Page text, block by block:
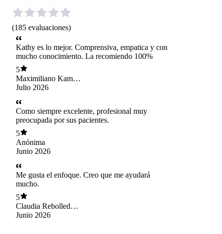
(185 evaluaciones)
Kathy es lo mejor. Comprensiva, empatica y con
mucho conocimiento. La recomiendo 100%
5
Maximiliano Kamal
Maturana
Julio 2026
Como siempre excelente, profesional muy
preocupada por sus pacientes.
5
Anónima
Junio 2026
Me gusta el enfoque. Creo que me ayudará
mucho.
5
Claudia Rebolledo
Ríos
Junio 2026